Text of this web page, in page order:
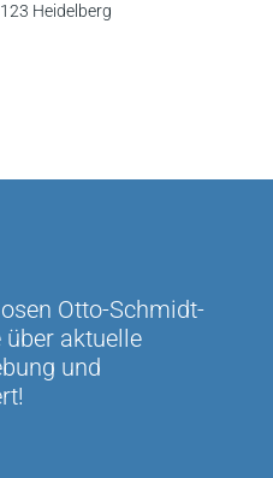
Heidelberg
Otto-Schmidt-
über aktuelle
und